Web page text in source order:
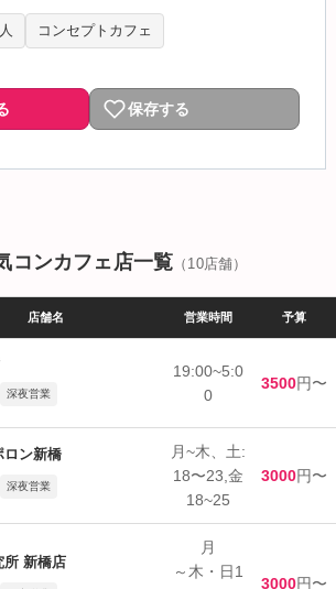
コンセプトカフェ
保存する
コンカフェ店一覧 （10店舗）
店舗名 営業時間 予算
深夜営業
19:00~5:0
0
3500円〜
ロン新橋
深夜営業
月~木、土:
18〜23,金
18~25
3000円〜
所 新橋店
月
～木・日1
3000円〜